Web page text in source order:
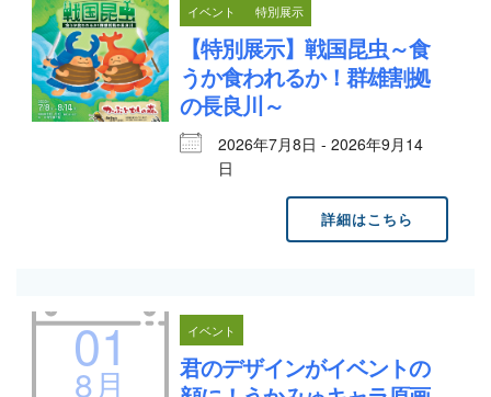
イベント 特別展示
【特別展示】戦国昆虫～食
うか食われるか！群雄割拠
の長良川～
2026年7月8日 - 2026年9月14
日
詳細はこちら
01
8月
イベント
君のデザインがイベントの